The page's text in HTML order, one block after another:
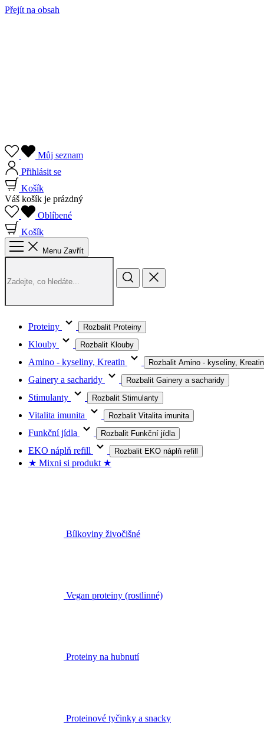
Přejít na obsah
Můj seznam
Přihlásit se
Košík
Váš košík je prázdný
Oblíbené
Košík
Menu Zavřít
Proteiny Rozbalit Proteiny
Klouby Rozbalit Klouby
Amino - kyseliny, Kreatin Rozbalit Amino - kyseliny, Kreatin
Gainery a sacharidy Rozbalit Gainery a sacharidy
Stimulanty Rozbalit Stimulanty
Vitalita imunita Rozbalit Vitalita imunita
Funkční jídla Rozbalit Funkční jídla
EKO náplň refill Rozbalit EKO náplň refill
★ Mixni si produkt ★
Bílkoviny živočišné
Vegan proteiny (rostlinné)
Proteiny na hubnutí
Proteinové tyčinky a snacky